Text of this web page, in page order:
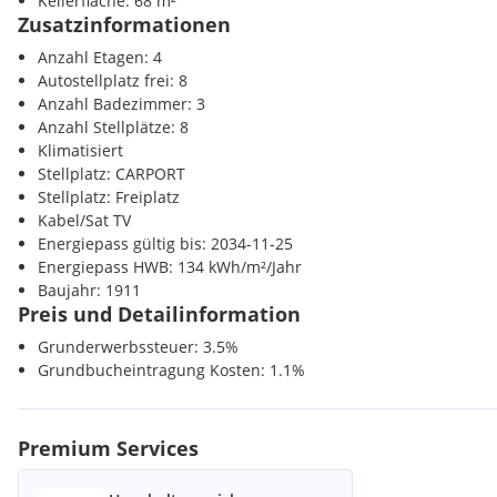
versehen. Beheizung und Warmwasseraufbereitung erfolgen
genommen. Kühlung in den Wohnräumen schafft eine
das Haus bietet eine Alarmanlage. Der Gartenpavillon eignet
Stunden, sondern auch wunderbar zum Überwintern von
Das Schwimmbecken im Garten kann über Solarmatten auf dem
beheizt werden.
Der Vermittler ist als Doppelmakler tätig.
Polizei <3500m
Zusatzinformationen
Anzahl Etagen: 4
Autostellplatz frei: 8
Anzahl Badezimmer: 3
Anzahl Stellplätze: 8
Klimatisiert
Stellplatz: CARPORT
Stellplatz: Freiplatz
Kabel/Sat TV
Energiepass gültig bis: 2034-11-25
Energiepass HWB: 134 kWh/m²/Jahr
Baujahr: 1911
Preis und Detailinformation
Grunderwerbssteuer: 3.5%
Grundbucheintragung Kosten: 1.1%
Premium Services